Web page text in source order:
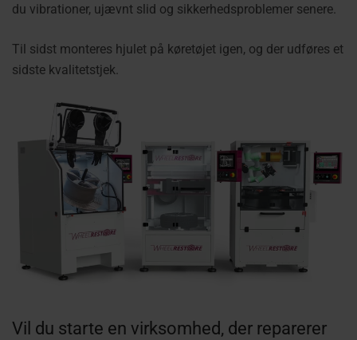
du vibrationer, ujævnt slid og sikkerhedsproblemer senere.
Til sidst monteres hjulet på køretøjet igen, og der udføres et
sidste kvalitetstjek.
Vil du starte en virksomhed, der reparerer